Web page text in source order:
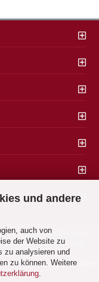
und andere
auch von
der Website zu
zu analysieren und
zu können. Weitere
.
| Cookie Einstellungen
Mehrwertsteuer, zzgl.
oder eingetragene Marken